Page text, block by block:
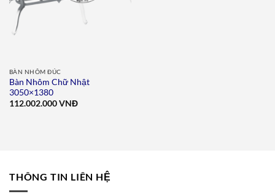
BÀN NHÔM ĐÚC
Bàn Nhôm Chữ Nhật
3050×1380
112.002.000VNĐ
THÔNG TIN LIÊN HỆ